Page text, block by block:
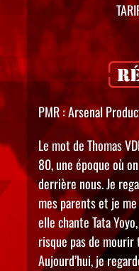
PMR : Arsenal
Le mot de Thomas
80, une époque où
derrière nous. Je
mes parents et je
elle chante Tata
risque pas de
Aujourd’hui, je